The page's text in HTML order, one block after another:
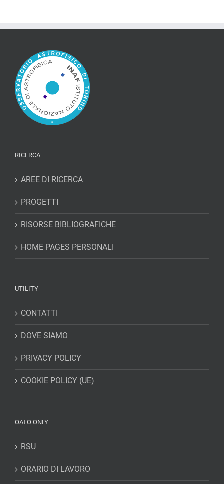
RICERCA
AREE DI RICERCA
PROGETTI
RISORSE BIBLIOGRAFICHE
HOME PAGES PERSONALI
UTILITY
CONTATTI
DOVE SIAMO
PRIVACY POLICY
COOKIE POLICY (UE)
OATO ONLY
RSU
ORARIO DI LAVORO